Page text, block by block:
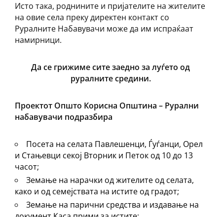
Исто така, роднините и пријателите на жителите
на овие села преку директен контакт со
Руралните Набавувачи може да им испраќаат
намирници.
Да се грижиме сите заедно за луѓето од
руралните средини.
Проектот Општо Корисна Општина – Рурални
набавувачи подразбира
Посета на селата Павлешенци, Ѓуѓанци, Орел
и Стањевци секој Вторник и Петок од 10 до 13
часот;
Земање на нарачки од жителите од селата,
како и од семејствата на истите од градот;
Земање на парични средства и издавање на